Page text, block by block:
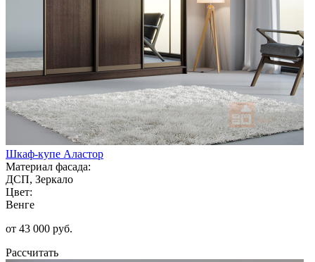
Шкаф-купе Аластор
Материал фасада:
ДСП, Зеркало
Цвет:
Венге
от 43 000 руб.
Рассчитать